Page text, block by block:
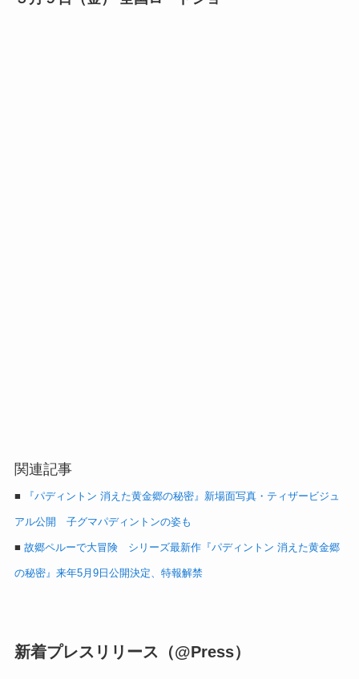
関連記事
■ 『パディントン 消えた黄金郷の秘密』新場面写真・ティザービジュ
アル公開 子グマパディントンの姿も
■ 故郷ペルーで大冒険 シリーズ最新作『パディントン 消えた黄金郷
の秘密』来年5月9日公開決定、特報解禁
新着プレスリリース（@Press）